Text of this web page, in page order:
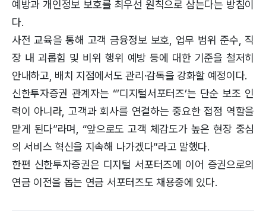
예방과 개인정보 보호를 최우선 원칙으로 삼는다는 방침이
다.
사전 교육을 통해 고객 금융정보 보호, 업무 범위 준수, 직
장 내 괴롭힘 및 비위 행위 예방 등에 대한 기준을 철저히
안내하고, 배치 지점에서도 관리·감독을 강화할 예정이다.
신한투자증권 관계자는 “’디지털서포터즈’는 단순 보조 인
력이 아니라, 고객과 회사를 연결하는 중요한 접점 역할을
맡게 된다”라며, “앞으로도 고객 체감도가 높은 현장 중심
의 서비스 혁신을 지속해 나가겠다”라고 말했다.
한편 신한투자증권은 디지털 서포터즈에 이어 증권으로의
연금 이전을 돕는 연금 서포터즈도 채용중에 있다.